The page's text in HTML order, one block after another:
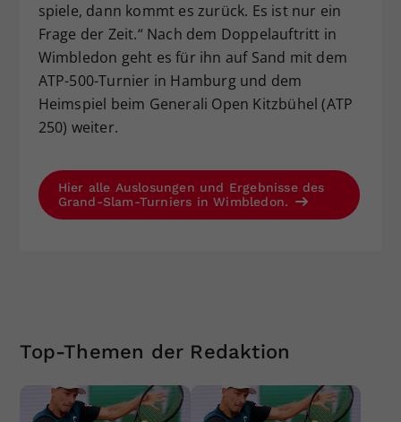
spiele, dann kommt es zurück. Es ist nur ein
Frage der Zeit.“ Nach dem Doppelauftritt in
Wimbledon geht es für ihn auf Sand mit dem
ATP-500-Turnier in Hamburg und dem
Heimspiel beim Generali Open Kitzbühel (ATP
250) weiter.
Hier alle Auslosungen und Ergebnisse des
Grand-Slam-Turniers in Wimbledon.
Top-Themen der Redaktion